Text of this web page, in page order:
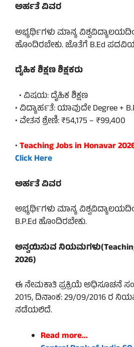
ಅರ್ಹತೆ ವಿವರ
ಅಭ್ಯರ್ಥಿಗಳು ಮಾನ್ಯ
ಹೊಂದಿರಬೇಕು. ಜೊತೆಗೆ B.Ed
ದೈಹಿಕ ಶಿಕ್ಷಣ ಶಿಕ್ಷಕರು
• ವಿಷಯ: ದೈಹಿಕ ಶಿಕ್ಷಣ
• ವಿದ್ಯಾರ್ಹತೆ: ಯಾವುದೇ Degree +
• ವೇತನ ಶ್ರೇಣಿ: ₹54,175 – ₹99,400
•Teaching Jobs in Honavar
Click Here
ಅರ್ಹತೆ ವಿವರ
ಅಭ್ಯರ್ಥಿಗಳು ಮಾನ್ಯ
B.P.Ed ಹೊಂದಿರಬೇಕು.
ಅನ್ವಯಿಸುವ ನಿಯಮಗಳು(Teaching
2026)
ಈ ನೇಮಕಾತಿ ಪ್ರಕ್ರಿಯೆ ಅಧಿಸೂಚನೆ
2015, ದಿನಾಂಕ: 29/09/2016 ರ
ನಡೆಯಲಿದೆ.
Read more…